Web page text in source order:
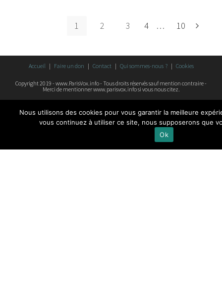
1 2 3 4 … 10
Accueil Faire un don Contact Qui sommes-nous ? Cookies
Copyright 2019 - www.ParisVox.info - Tous droits réservés sauf mention contraire -
Merci de mentionner www.parisvox.info si vous nous citez.
Nous utilisons des cookies pour vous garantir la meilleure
vous continuez à utiliser ce site, nous supposerons que
Ok